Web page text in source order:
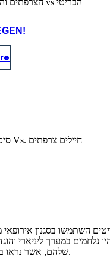
סיכום צרפתית מלחמת הודו - חיילים בריטים Vs. חיילים צרפתים
השתמשו בסגנון
נלחמים במערך ליניארי
שלהם, אשר נראו בקלות על ידי אויבים אפילו במדבר צפוף.